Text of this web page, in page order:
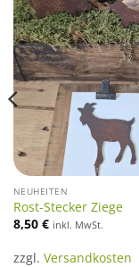
NEUHEITEN
Rost-Stecker Ziege
8,50 € inkl. MwSt.
zzgl. Versandkosten